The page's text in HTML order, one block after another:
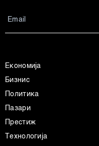
Економија
Бизнис
Политика
Пазари
Престиж
Технологија